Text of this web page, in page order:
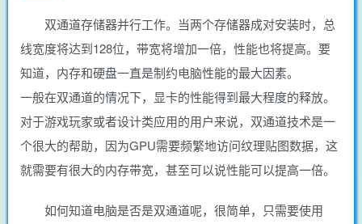
双通道存储器并行工作。当两个存储器成对安装时，总
线宽度将达到128位，带宽将增加一倍，性能也将提高。要
知道，内存和硬盘一直是制约电脑性能的最大因素。
一般在双通道的情况下，显卡的性能得到最大程度的释放。
对于游戏玩家或者设计类应用的用户来说，双通道技术是一
个很大的帮助，因为GPU需要频繁地访问纹理贴图数据，这
就需要有很大的内存带宽，甚至可以说性能可以提高一倍。
如何知道电脑是否是双通道呢，很简单，只需要使用